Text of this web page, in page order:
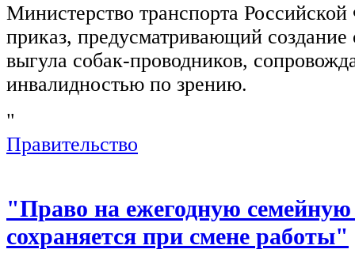
Министерство транспорта
приказ, предусматривающий создание
выгула собак-проводников,
инвалидностью по зрению.
"
Правительство
"Право на ежегодную
сохраняется при смене работы"